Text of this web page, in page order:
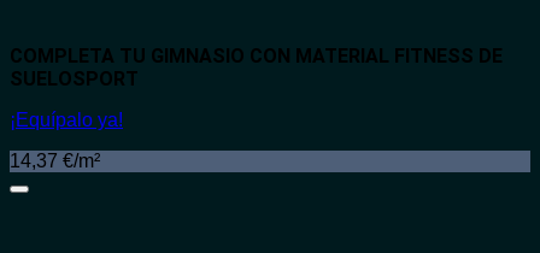
COMPLETA TU GIMNASIO CON MATERIAL FITNESS DE
SUELOSPORT
¡Equípalo ya!
14,37 €/m²